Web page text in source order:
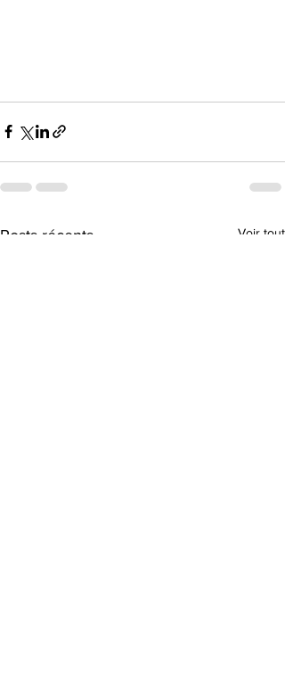
Posts récents Voir tout